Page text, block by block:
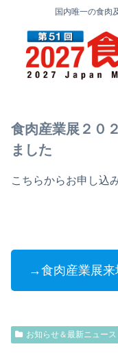
国内唯一の食肉
食肉産業展２０
ました
こちらからお申し込
→食肉産業展来
お知らせ＆最新ニュース